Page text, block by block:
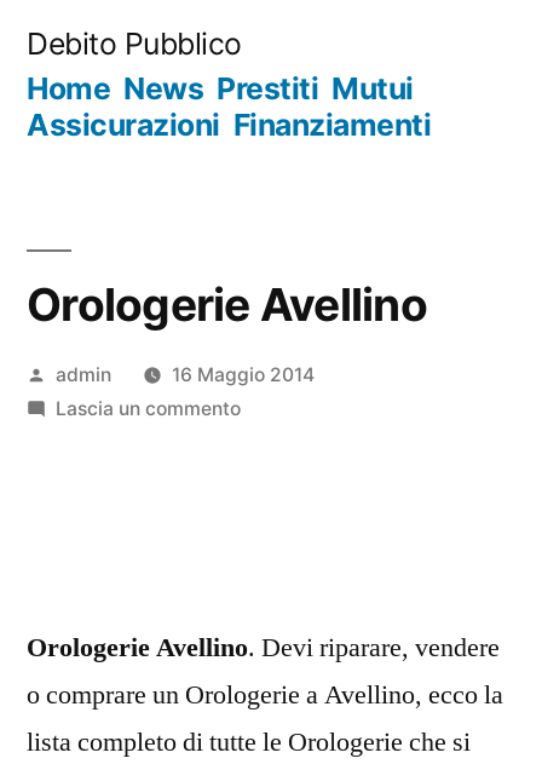
contenuto
Debito Pubblico
Home News Prestiti Mutui
Assicurazioni Finanziamenti
Orologerie Avellino
Pubblicato
da
admin
16 Maggio 2014
Lascia un commentosu
Orologerie Avellino. Devi riparare, vendere
o comprare un Orologerie a Avellino, ecco la
lista completo di tutte le Orologerie che si